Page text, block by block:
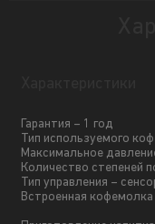
Гарантия – 1 год
Тип используемого
Максимальное
Количество степеней
Тип управления –
Встроенная